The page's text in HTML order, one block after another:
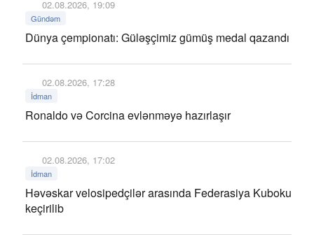
02.08.2026, 19:09
Gündəm
Dünya çempionatı: Güləşçimiz gümüş medal qazandı
02.08.2026, 17:28
İdman
Ronaldo və Corcina evlənməyə hazırlaşır
02.08.2026, 17:02
İdman
Həvəskar velosipedçilər arasında Federasiya Kuboku
keçirilib